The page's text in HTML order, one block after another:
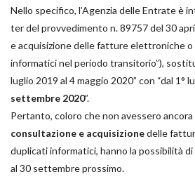
Nello specifico, l’Agenzia delle Entrate è
ter del provvedimento n. 89757 del 30
e acquisizione delle fatture elettroniche
informatici nel periodo transitorio”),
luglio 2019 al 4 maggio 2020” con “dal 1°
settembre 2020”.
Pertanto, coloro che non avessero ancora
consultazione e acquisizionedelle
duplicati informatici, hanno la possibilità
al 30 settembre prossimo.